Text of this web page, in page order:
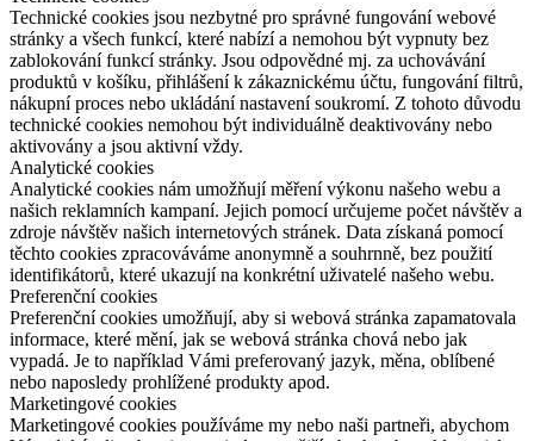
Technické cookies jsou nezbytné pro správné fungování webové
stránky a všech funkcí, které nabízí a nemohou být vypnuty bez
zablokování funkcí stránky. Jsou odpovědné mj. za uchovávání
produktů v košíku, přihlášení k zákaznickému účtu, fungování filtrů,
nákupní proces nebo ukládání nastavení soukromí. Z tohoto důvodu
technické cookies nemohou být individuálně deaktivovány nebo
aktivovány a jsou aktivní vždy.
Analytické cookies
Analytické cookies nám umožňují měření výkonu našeho webu a
našich reklamních kampaní. Jejich pomocí určujeme počet návštěv a
zdroje návštěv našich internetových stránek. Data získaná pomocí
těchto cookies zpracováváme anonymně a souhrnně, bez použití
identifikátorů, které ukazují na konkrétní uživatelé našeho webu.
Preferenční cookies
Preferenční cookies umožňují, aby si webová stránka zapamatovala
informace, které mění, jak se webová stránka chová nebo jak
vypadá. Je to například Vámi preferovaný jazyk, měna, oblíbené
nebo naposledy prohlížené produkty apod.
Marketingové cookies
Marketingové cookies používáme my nebo naši partneři, abychom